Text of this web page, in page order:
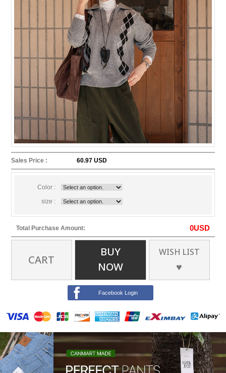
Sales Price : 60.97 USD
Color :
size :
Total Purchase Amount: 0USD
CART
BUY
NOW
WISH LIST
♥
Facebook Login